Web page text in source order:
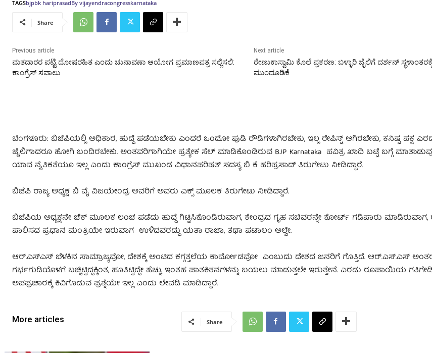
TAGSbjpbk hariprasadBy vijayendracongresskarnataka
Share
Previous article
ಮತದಾರರ ಪಟ್ಟಿ ದೋಷರಹಿತ ಎಂದು ಚುನಾವಣಾ ಆಯೋಗ ಪ್ರಮಾಣಪತ್ರ ಸಲ್ಲಿಸಲಿ:
ಕಾಂಗ್ರೆಸ್‌ ಸವಾಲು
Next article
ರೇಣುಕಾಸ್ವಾಮಿ ಕೊಲೆ ಪ್ರಕರಣ: ಬಳ್ಳಾರಿ ಜೈಲಿಗೆ ದರ್ಶನ್‌
ಮುಂದೂಡಿಕೆ
ಬೆಂಗಳೂರು: ಬಿಜೆಪಿಯಲ್ಲಿ ಅಧಿಕಾರ, ಹುದ್ದೆ ಪಡೆಯಬೇಕು ಎಂದರೆ ಒಂದೋ ಪುಡಿ ರೌಡಿಗಳಾಗಿರಬೇಕು, ಇಲ್ಲ ರೇಪಿಸ್ಟ್ ಆಗಿರಬೇಕು, ಕನಿಷ್ಟ ಪಕ್ಷ
ಜೈಲಿಗಾದರೂ ಹೋಗಿ ಬಂದಿರಬೇಕು. ಅಂತವರಿಗಾಗಿಯೇ ಪ್ರತ್ಯೇಕ ಸೆಲ್ ಮಾಡಿಕೊಂಡಿರುವ BJP Karnataka ಪವಿತ್ರ ಖಾದಿ ಬಟ್ಟೆ ಬಗ್ಗೆ
ಯಾವ ನೈತಿಕತೆಯೂ ಇಲ್ಲ ಎಂದು ಕಾಂಗ್ರೆಸ್‌ ಮುಖಂಡ ವಿಧಾನಪರಿಷತ್‌ ಸದಸ್ಯ ಬಿ ಕೆ ಹರಿಪ್ರಸಾದ್‌ ತಿರುಗೇಟು ನೀಡಿದ್ದಾರೆ.
ಬಿಜೆಪಿ ರಾಜ್ಯ ಅಧ್ಯಕ್ಷ ಬಿ ವೈ ವಿಜಯೇಂದ್ರ ಅವರಿಗೆ ಅವರು ಎಕ್ಸ್‌ ಮೂಲಕ ತಿರುಗೇಟು ನೀಡಿದ್ದಾರೆ.
ಬಿಜೆಪಿಯ ಅಧ್ಯಕ್ಷನೇ ಚೆಕ್ ಮೂಲಕ ಲಂಚ ಪಡೆದು ಹುದ್ದೆ ಗಿಟ್ಟಿಸಿಕೊಂಡಿರುವಾಗ, ಕೇಂದ್ರದ ಗೃಹ ಸಚಿವರನ್ನೇ ಕೋರ್ಟ್ ಗಡಿಪಾರು
ಪಾಲಿಸದ ಪ್ರಧಾನ ಮಂತ್ರಿಯೇ ಇರುವಾಗ ಉಳಿದವರದ್ದು ಯತಾ ರಾಜಾ, ತಥಾ ಪಟಾಲಂ ಅಲ್ವೇ.
ಆರ್.ಎಸ್‌ಎಸ್ ಬೆಳಕಿನ ಸಾಮ್ರಾಜ್ಯವೋ, ದೇಶಕ್ಕೆ ಅಂಟಿದ ಕಗ್ಗತ್ತಲೆಯ ಕಾರ್ಮೋಡವೋ ಎಂಬುದು ದೇಶದ ಜನರಿಗೆ ಗೊತ್ತಿದೆ. ಆರ್.ಎಸ್.ಎಸ್
ಗರ್ಭಗುಡಿಯೊಳಗೆ ಬಚ್ಚಿಟ್ಟಿದ್ದಕ್ಕಿಂತ, ಹೂತಿಟ್ಟಿದ್ದೇ ಹೆಚ್ಚು. ಇಂತಹ ಪಾತಕಿತನಗಳನ್ನು ಬಯಲು ಮಾಡುತ್ತಲೇ ಇರುತ್ತೇನೆ. ಎರಡು ರೂಪಾಯಿಯ
ಅಪಪ್ರಚಾರಕ್ಕೆ ಕಿವಿಗೊಡುವ ಪ್ರಶ್ನೆಯೇ ಇಲ್ಲ ಎಂದು ಲೇವಡಿ ಮಾಡಿದ್ದಾರೆ.
More articles Share